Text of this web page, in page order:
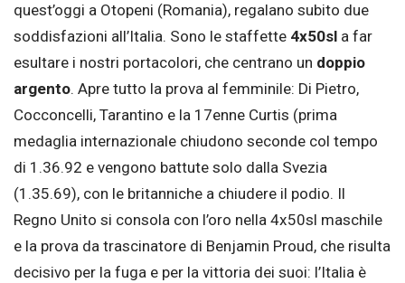
quest’oggi a Otopeni (Romania), regalano subito due
soddisfazioni all’Italia. Sono le staffette 4x50sl a far
esultare i nostri portacolori, che centrano un doppio
argento. Apre tutto la prova al femminile: Di Pietro,
Cocconcelli, Tarantino e la 17enne Curtis (prima
medaglia internazionale chiudono seconde col tempo
di 1.36.92 e vengono battute solo dalla Svezia
(1.35.69), con le britanniche a chiudere il podio. Il
Regno Unito si consola con l’oro nella 4x50sl maschile
e la prova da trascinatore di Benjamin Proud, che risulta
decisivo per la fuga e per la vittoria dei suoi: l’Italia è